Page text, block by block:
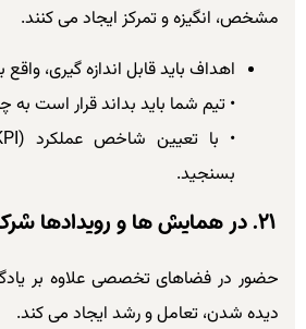
مشخص، انگیزه و تمرکز ایجاد می کنند.
اهداف باید قابل اندازه گیری، واقع
• تیم شما باید بداند قرار است
بسنجید.
حضور در فضاهای تخصصی علاوه بر
دیده شدن، تعامل و رشد ایجاد می کند.